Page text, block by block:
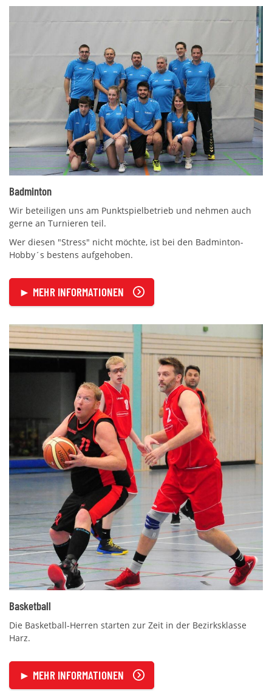
Badminton
Wir beteiligen uns am Punktspielbetrieb und nehmen auch
gerne an Turnieren teil.
Wer diesen "Stress" nicht möchte, ist bei den Badminton-
Hobby´s bestens aufgehoben.
► MEHR INFORMATIONEN
Basketball
Die Basketball-Herren starten zur Zeit in der Bezirksklasse
Harz.
► MEHR INFORMATIONEN